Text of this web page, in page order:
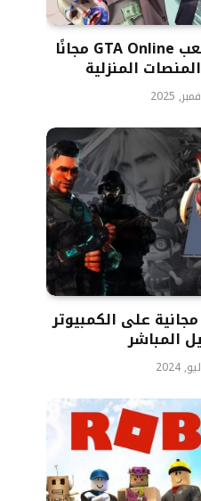
رسمياً: يمكنك لعب GTA Online مجانًا
المنزلية
مجانية على الكمبيوتر
المباشر